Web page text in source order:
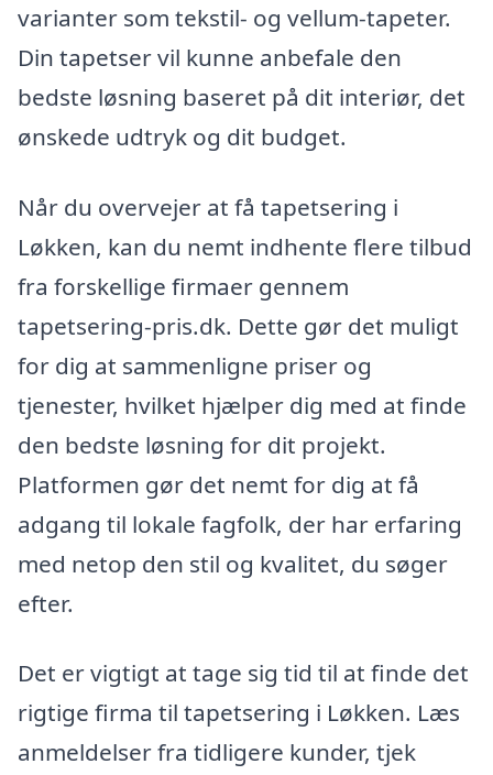
varianter som tekstil- og vellum-tapeter.
Din tapetser vil kunne anbefale den
bedste løsning baseret på dit interiør, det
ønskede udtryk og dit budget.
Når du overvejer at få tapetsering i
Løkken, kan du nemt indhente flere tilbud
fra forskellige firmaer gennem
tapetsering-pris.dk. Dette gør det muligt
for dig at sammenligne priser og
tjenester, hvilket hjælper dig med at finde
den bedste løsning for dit projekt.
Platformen gør det nemt for dig at få
adgang til lokale fagfolk, der har erfaring
med netop den stil og kvalitet, du søger
efter.
Det er vigtigt at tage sig tid til at finde det
rigtige firma til tapetsering i Løkken. Læs
anmeldelser fra tidligere kunder, tjek